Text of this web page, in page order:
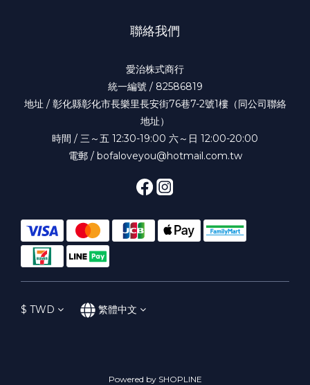
聯絡我們
愛治株式商行
統一編號 / 82586819
地址 / 彰化縣彰化市長樂里長安街76巷7-2號1樓（同公司聯絡
地址）
時間 / 三～五 12:30-19:00 六～日 12:00-20:00
電郵 / bofaloveyou@hotmail.com.tw
$ TWD 繁體中文
Powered by SHOPLINE